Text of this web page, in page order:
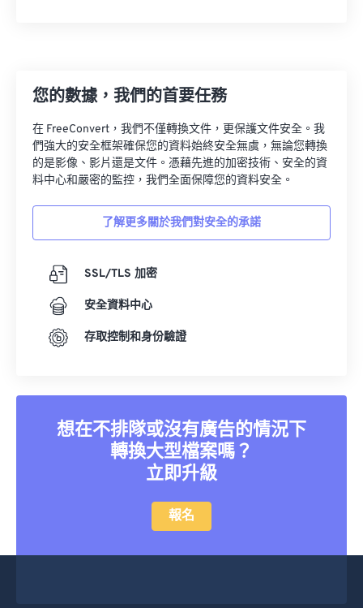
您的數據，我們的首要任務
在 FreeConvert，我們不僅轉換文件，更保護文件安全。我
們強大的安全框架確保您的資料始終安全無虞，無論您轉換
的是影像、影片還是文件。憑藉先進的加密技術、安全的資
料中心和嚴密的監控，我們全面保障您的資料安全。
了解更多關於我們對安全的承諾
SSL/TLS 加密
安全資料中心
存取控制和身份驗證
想在不排隊或沒有廣告的情況下
轉換大型檔案嗎？
立即升級
報名